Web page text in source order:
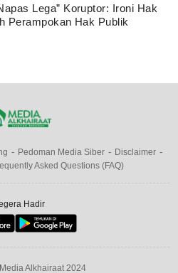
Lega” Koruptor: Ironi Hak
Perampokan Hak Publik
Pedoman Media Siber
Disclaimer
Asked Questions (FAQ)
Hadir
Alkhairaat 2024